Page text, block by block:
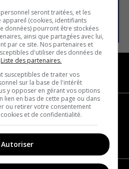
seront traitées, et les
(cookies, identifiants
données) pourront être stockées
ainsi que partagées avec lui,
par ce site. Nos partenaires et
d'utiliser des données de
Liste des partenaires.
susceptibles de traiter vos
sur la base de l'intérêt
y opposer en gérant vos options
lien en bas de cette page ou dans
ou retirer votre consentement
et de confidentialité.
Autoriser